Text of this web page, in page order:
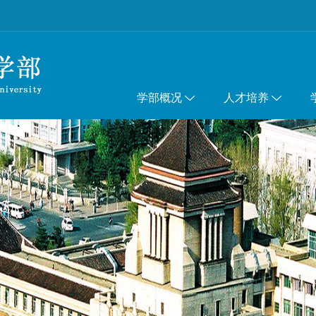
学部概况 人才培养